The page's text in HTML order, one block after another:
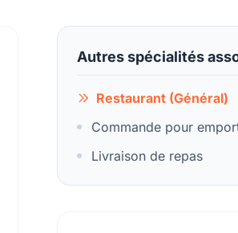
Autres spécialités
Restaurant (Général)
Commande pour
Livraison de repas